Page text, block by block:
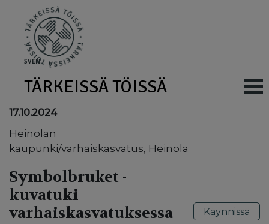
SVEN
TÄRKEISSÄ TÖISSÄ Main
17.10.2024
Heinolan
kaupunki/varhaiskasvatus, Heinola
Symbolbruket -
kuvatuki
varhaiskasvatuksessa
Käynnissä